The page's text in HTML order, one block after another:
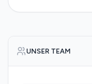
UNSER TEAM